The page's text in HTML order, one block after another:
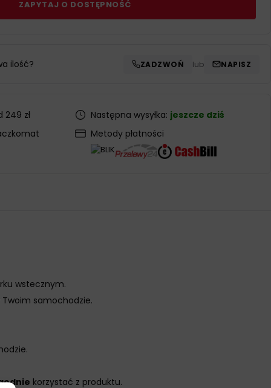
ZAPYTAJ O DOSTĘPNOŚĆ
ilość? ZADZWOŃ lub NAPISZ
zł
Następna wysyłka: jeszcze dziś
Metody płatności
wstecznym.
samochodzie.
korzystać z produktu.